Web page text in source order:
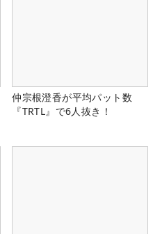
仲宗根澄香が平均パット数
『TRTL』で6人抜き！